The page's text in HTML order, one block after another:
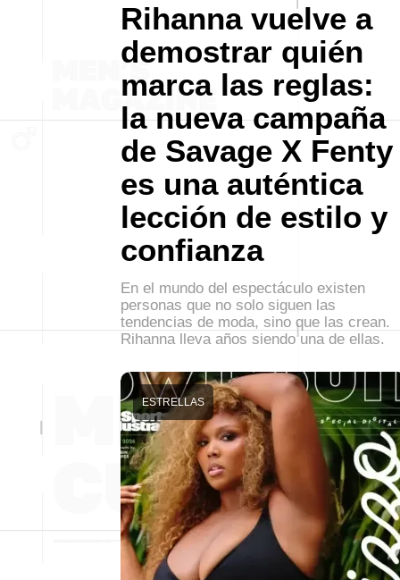
Rihanna vuelve a
demostrar quién
marca las reglas:
la nueva campaña
de Savage X Fenty
es una auténtica
lección de estilo y
confianza
En el mundo del espectáculo existen
personas que no solo siguen las
tendencias de moda, sino que las crean.
Rihanna lleva años siendo una de ellas.
ESTRELLAS